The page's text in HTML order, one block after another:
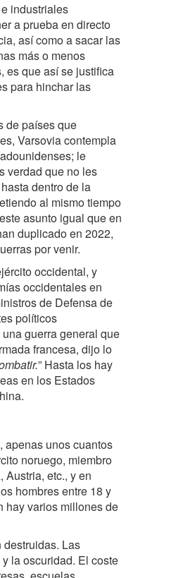
industriales
a prueba en directo
así como a sacar las
más o menos
es que así se justifica
para hinchar las
de países que
Varsovia contempla
le
verdad que no les
dentro de la
al mismo tiempo
asunto igual que en
duplicado en 2022,
por venir.
occidental, y
occidentales en
de Defensa de
políticos
guerra general que
francesa, dijo lo
” Hasta los hay
en los Estados
apenas unos cuantos
noruego, miembro
etc., y en
hombres entre 18 y
hay varios millones de
Las
la oscuridad. El coste